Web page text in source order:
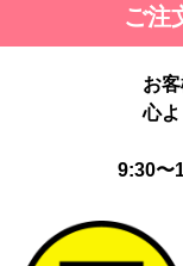
動履歴、IP、ブラウ
よる安全な電送、
提供先：広告配信事
個人情報の取り扱い
（目的外利用禁止、
お客様の個人情報は
無く第三者に提供す
ご注
お
心よ
9:30〜